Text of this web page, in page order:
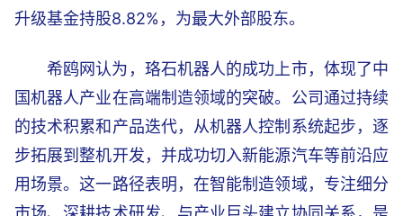
升级基金持股8.82%，为最大外部股东。
希鸥网认为，珞石机器人的成功上市，体现了中
国机器人产业在高端制造领域的突破。公司通过持续
的技术积累和产品迭代，从机器人控制系统起步，逐
步拓展到整机开发，并成功切入新能源汽车等前沿应
用场景。这一路径表明，在智能制造领域，专注细分